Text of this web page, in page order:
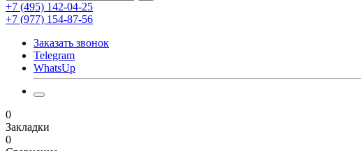
+7 (495) 142-04-25
+7 (977) 154-87-56
Заказать звонок
Telegram
WhatsUp
0
Закладки
0